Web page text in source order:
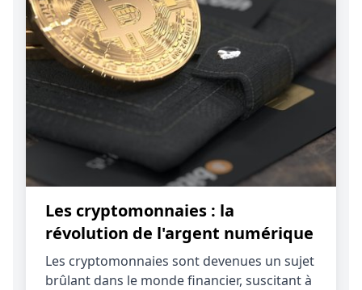
Les cryptomonnaies : la
révolution de l'argent numérique
Les cryptomonnaies sont devenues un sujet
brûlant dans le monde financier, suscitant à